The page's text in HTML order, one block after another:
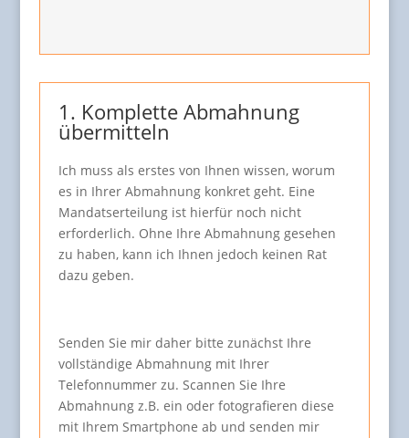
1. Komplette Abmahnung
übermitteln
Ich muss als erstes von Ihnen wissen, worum
es in Ihrer Abmahnung konkret geht. Eine
Mandatserteilung ist hierfür noch nicht
erforderlich. Ohne Ihre Abmahnung gesehen
zu haben, kann ich Ihnen jedoch keinen Rat
dazu geben.
Senden Sie mir daher bitte zunächst Ihre
vollständige Abmahnung mit Ihrer
Telefonnummer zu. Scannen Sie Ihre
Abmahnung z.B. ein oder fotografieren diese
mit Ihrem Smartphone ab und senden mir